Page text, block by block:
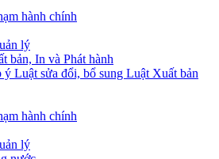
hành chính
lý
bản, In và Phát hành
ý Luật sửa đổi, bổ sung Luật Xuất bản
hành chính
lý